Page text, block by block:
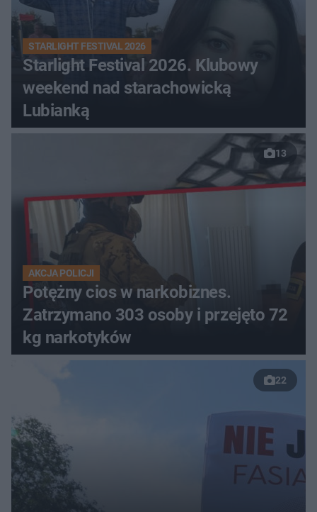
STARLIGHT FESTIVAL 2026
Starlight Festival 2026. Klubowy
weekend nad starachowicką
Lubianką
13
AKCJA POLICJI
Potężny cios w narkobiznes.
Zatrzymano 303 osoby i przejęto 72
kg narkotyków
22